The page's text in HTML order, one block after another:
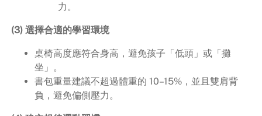
力。
(3) 選擇合適的學習環境
桌椅高度應符合身高，避免孩子「低頭」或「攤
坐」。
書包重量建議不超過體重的 10–15%，並且雙肩背
負，避免偏側壓力。